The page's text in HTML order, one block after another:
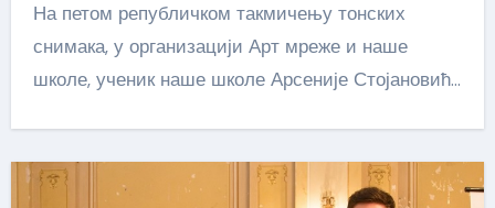
На петом републичком такмичењу тонских
снимака, у организацији Арт мреже и наше
школе, ученик наше школе Арсеније Стојановић…